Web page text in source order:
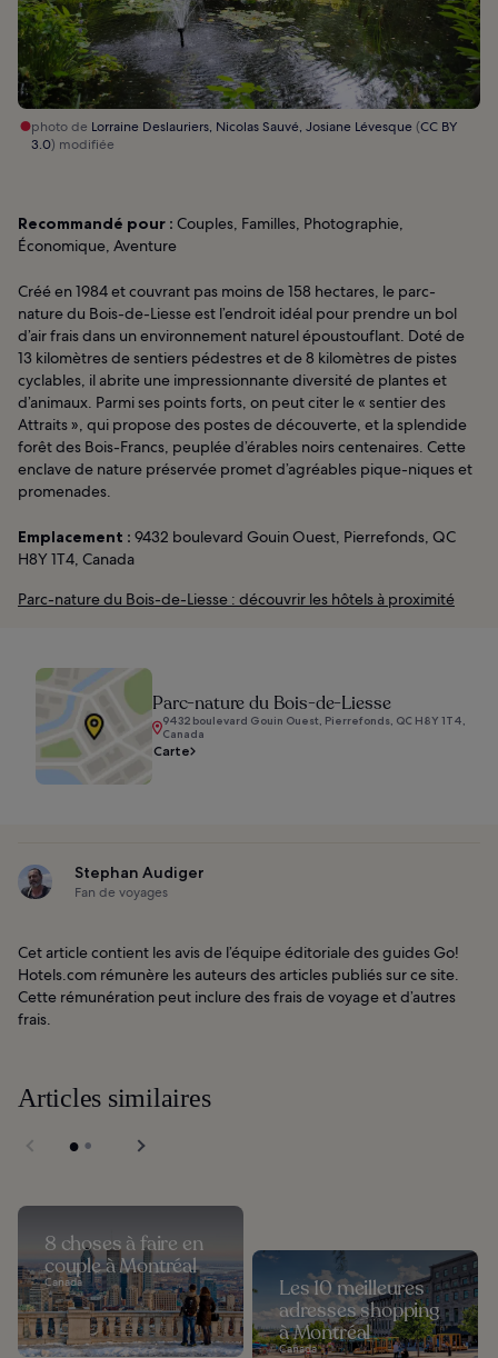
photo de Lorraine Deslauriers, Nicolas Sauvé, Josiane Lévesque(CC BY
3.0) modifiée
Recommandé pour : Couples, Familles, Photographie,
Économique, Aventure
Créé en 1984 et couvrant pas moins de 158 hectares, le parc-
nature du Bois-de-Liesse est l’endroit idéal pour prendre un bol
d’air frais dans un environnement naturel époustouflant. Doté de
13 kilomètres de sentiers pédestres et de 8 kilomètres de pistes
cyclables, il abrite une impressionnante diversité de plantes et
d’animaux. Parmi ses points forts, on peut citer le « sentier des
Attraits », qui propose des postes de découverte, et la splendide
forêt des Bois-Francs, peuplée d’érables noirs centenaires. Cette
enclave de nature préservée promet d’agréables pique-niques et
promenades.
Emplacement : 9432 boulevard Gouin Ouest, Pierrefonds, QC
H8Y 1T4, Canada
Parc-nature du Bois-de-Liesse : découvrir les hôtels à proximité
Parc-nature du Bois-de-Liesse
9432 boulevard Gouin Ouest, Pierrefonds, QC H8Y 1T4,
Canada
Carte
Stephan Audiger
Fan de voyages
Cet article contient les avis de l’équipe éditoriale des guides Go!
Hotels.com rémunère les auteurs des articles publiés sur ce site.
Cette rémunération peut inclure des frais de voyage et d’autres
frais.
Articles similaires
8 choses à faire en
couple à Montréal
Canada
Les 10 meilleures
adresses shopping
à Montréal
Canada